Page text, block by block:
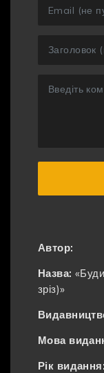
Автор:
Назва:
зріз)»
Мова
Рік видання: